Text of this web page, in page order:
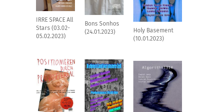
IRRE SPACE All
Stars (03.02-
05.02.2023)
Bons Sonhos
(24.01.2023)
Holy Basement
(10.01.2023)